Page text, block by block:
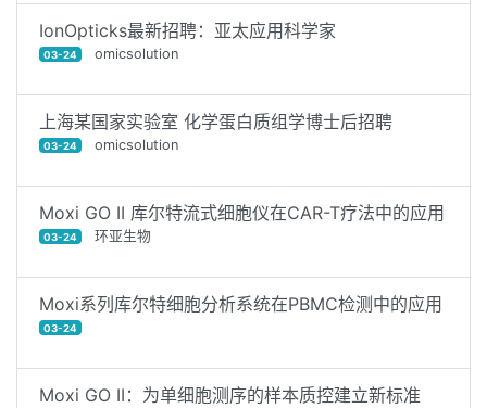
IonOpticks最新招聘：亚太应用科学家
03-24 omicsolution
上海某国家实验室 化学蛋白质组学博士后招聘
03-24 omicsolution
Moxi GO II 库尔特流式细胞仪在CAR-T疗法中的应用
03-24 环亚生物
Moxi系列库尔特细胞分析系统在PBMC检测中的应用
03-24
Moxi GO II：为单细胞测序的样本质控建立新标准